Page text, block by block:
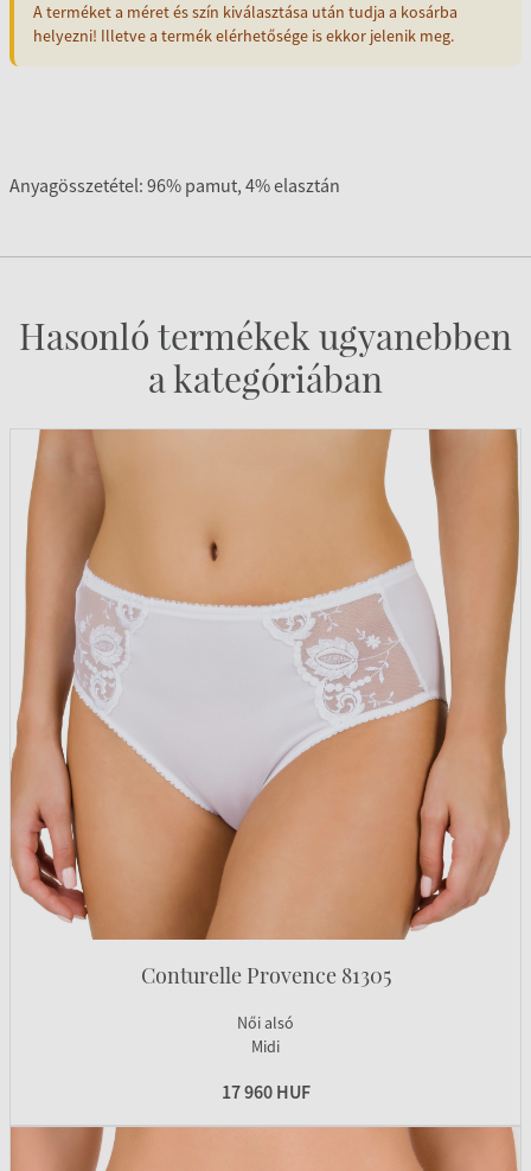
A terméket a méret és szín kiválasztása után tudja a kosárba
helyezni! Illetve a termék elérhetősége is ekkor jelenik meg.
Anyagösszetétel: 96% pamut, 4% elasztán
Hasonló termékek ugyanebben
a kategóriában
Conturelle Provence 81305
Női alsó
Midi
17 960 HUF